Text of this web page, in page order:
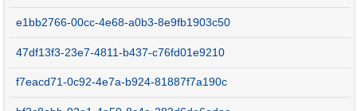
e1bb2766-00cc-4e68-a0b3-8e9fb1903c50
47df13f3-23e7-4811-b437-c76fd01e9210
f7eacd71-0c92-4e7a-b924-81887f7a190c